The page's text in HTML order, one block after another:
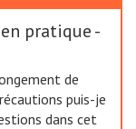
pratique -
de
puis-je
dans cet